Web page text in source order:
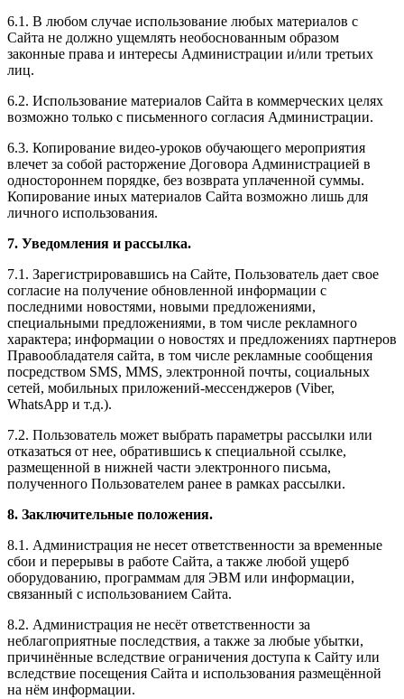
6.1. В любом случае использование любых материалов с
Сайта не должно ущемлять необоснованным образом
законные права и интересы Администрации и/или третьих
лиц.
6.2. Использование материалов Сайта в коммерческих целях
возможно только с письменного согласия Администрации.
6.3. Копирование видео-уроков обучающего мероприятия
влечет за собой расторжение Договора Администрацией в
одностороннем порядке, без возврата уплаченной суммы.
Копирование иных материалов Сайта возможно лишь для
личного использования.
7. Уведомления и рассылка.
7.1. Зарегистрировавшись на Сайте, Пользователь дает свое
согласие на получение обновленной информации с
последними новостями, новыми предложениями,
специальными предложениями, в том числе рекламного
характера; информации о новостях и предложениях партнеров
Правообладателя сайта, в том числе рекламные сообщения
посредством SMS, MMS, электронной почты, социальных
сетей, мобильных приложений-мессенджеров (Viber,
WhatsApp и т.д.).
7.2. Пользователь может выбрать параметры рассылки или
отказаться от нее, обратившись к специальной ссылке,
размещенной в нижней части электронного письма,
полученного Пользователем ранее в рамках рассылки.
8. Заключительные положения.
8.1. Администрация не несет ответственности за временные
сбои и перерывы в работе Сайта, а также любой ущерб
оборудованию, программам для ЭВМ или информации,
связанный с использованием Сайта.
8.2. Администрация не несёт ответственности за
неблагоприятные последствия, а также за любые убытки,
причинённые вследствие ограничения доступа к Сайту или
вследствие посещения Сайта и использования размещённой
на нём информации.